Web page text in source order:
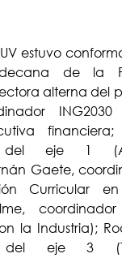
estuvo
de la
alterna del
del eje 1
Gaete,
Curricular
la Industria);
del eje 3